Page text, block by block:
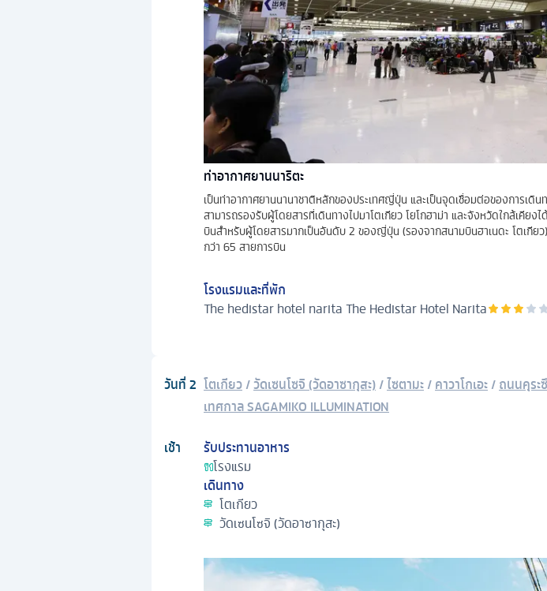
ท่าอากาศยานนาริตะ
เป็นท่าอากาศยานนานาชาติหลักของประเทศญี่ปุ่น และเป็นจุดเชื่อมต่อของการเดิน
สามารถรองรับผู้โดยสารที่เดินทางไปมาโตเกียว โยโกฮาม่า และจังหวัดใกล้เคีย
บินสำหรับผู้โดยสารมากเป็นอันดับ 2 ของญี่ปุ่น (รองจากสนามบินฮาเนดะ โตเกียว
กว่า 65 สายการบิน
โรงแรมและที่พัก
The hedistar hotel naritaThe Hedistar Hotel Narita
วันที่2 โตเกียว/วัดเซนโซจิ (วัดอาซากุสะ)/ไซตามะ/คาวาโกเอะ/ถนนคุระ
เทศกาล SAGAMIKO ILLUMINATION
เช้า
รับประทานอาหาร
โรงแรม
เดินทาง
โตเกียว
วัดเซนโซจิ (วัดอาซากุสะ)